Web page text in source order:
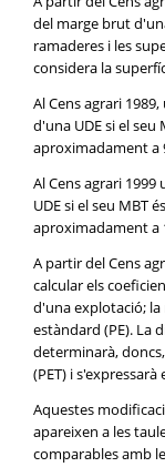
del marge brut
ramaderes i les
considera la
Al Cens agrari
d'una UDE si el seu
aproximadament a
Al Cens agrari
UDE si el seu MBT
aproximadament a
A partir del Cens
calcular els
d'una explotació; la
estàndard (PE). La
determinarà,
(PET) i s'expressarà
Aquestes
apareixen a les
comparables amb